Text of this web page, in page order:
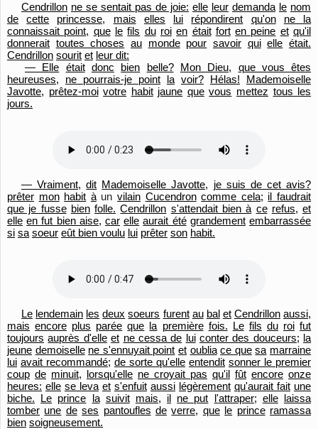
Cendrillon ne se sentait pas de joie: elle leur demanda le nom
de
cette princesse, mais elles lui répondirent qu'on
ne la
connaissait point, que le fils du roi en était fort en peine et qu'il
donnerait toutes choses au monde pour savoir qui elle était.
Cendrillon sourit et leur dit:
— Elle était donc bien belle? Mon Dieu,
que vous êtes
heureuses,
ne pourrais-je point la voir? Hélas!
Mademoiselle
Javotte, prêtez-moi votre habit jaune que vous mettez tous les
jours.
— Vraiment, dit Mademoiselle Javotte, je suis de cet avis?
prêter mon habit à un vilain Cucendron comme cela; il faudrait
que je fusse bien folle. Cendrillon s'attendait bien à ce refus, et
elle en fut bien aise, car elle aurait été grandement embarrassée
si sa soeur eût bien voulu lui prêter son habit.
Le lendemain les deux soeurs furent au bal et Cendrillon aussi,
mais encore plus parée que la première fois. Le fils du roi fut
toujours auprès d'elle et ne cessa de lui conter des douceurs; la
jeune demoiselle ne s'ennuyait point et oublia ce que sa marraine
lui avait recommandé; de sorte qu'elle entendit sonner le premier
coup de minuit, lorsqu'elle ne croyait pas qu'il fût encore onze
heures: elle se leva et s'enfuit aussi légèrement qu'aurait fait une
biche. Le prince la suivit mais, il ne put l'attraper; elle laissa
tomber une de ses pantoufles de verre, que le prince ramassa
bien soigneusement.